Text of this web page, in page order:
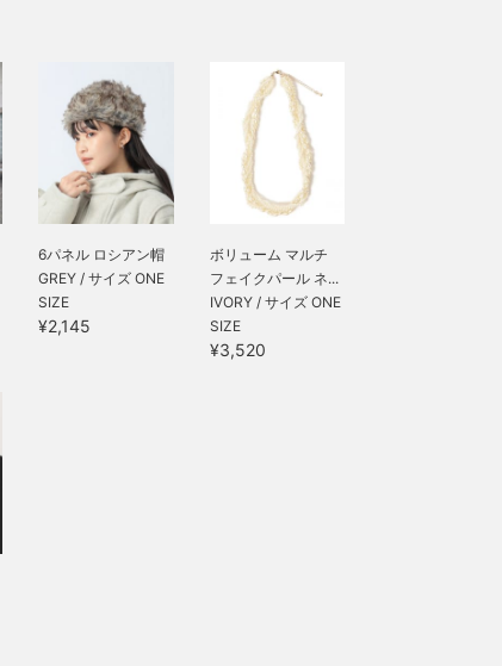
6パネル ロシアン帽
GREY / サイズ ONE
SIZE
¥2,145
ボリューム マルチ
フェイクパール ネ...
IVORY / サイズ ONE
SIZE
¥3,520